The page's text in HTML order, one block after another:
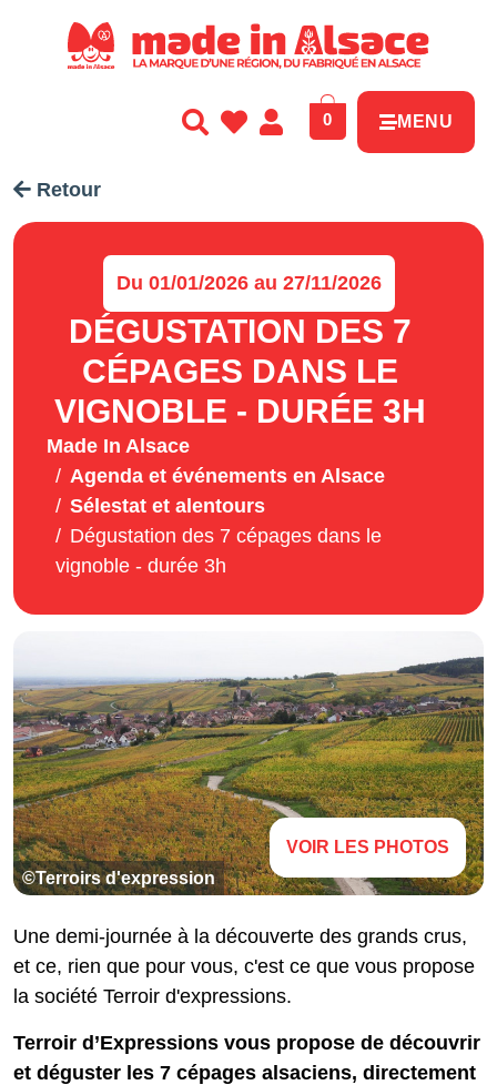
0 MENU
Retour
Du 01/01/2026 au 27/11/2026
DÉGUSTATION DES 7
CÉPAGES DANS LE
VIGNOBLE - DURÉE 3H
Made In Alsace
Agenda et événements en Alsace
Sélestat et alentours
Dégustation des 7 cépages dans le
vignoble - durée 3h
©Terroirs d'expression
VOIR LES PHOTOS
Une demi-journée à la découverte des grands crus,
et ce, rien que pour vous, c'est ce que vous propose
la société Terroir d'expressions.
Terroir d’Expressions vous propose de découvrir
et déguster les 7 cépages alsaciens, directement